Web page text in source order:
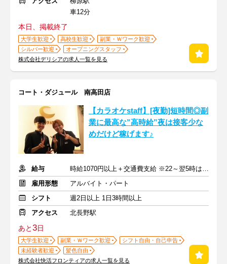
車12分
本日、掲載終了
大学生歓迎 高校生歓迎
副業・Ｗワーク歓迎
シルバー歓迎
オープニングスタッフ
株式会社デリシアの求人一覧を見る
コート・ダジュール 南高田店
【カラオケstaff】[夜勤]短時間◎副
業に最高な”高時給”夜は接客少な
めだけど稼げます♪
給与
時給1070円以上＋交通費支給 ※22～翌5時は時給1338円
雇用形態
アルバイト・パート
シフト
週2日以上 1日3時間以上
アクセス
北長野駅
あと3日
大学生歓迎 副業・Ｗワーク歓迎
シフト自由・自己申告
未経験者歓迎
髪色自由
株式会社快活フロンティアの求人一覧を見る